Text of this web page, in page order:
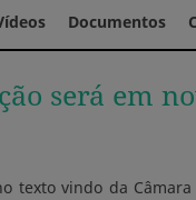
Documentos
será em
texto vindo da